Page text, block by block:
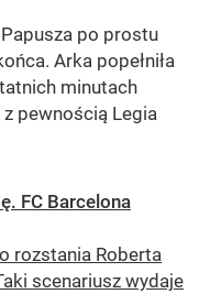
po prostu
Arka popełniła
minutach
pewnością Legia
FC Barcelona
rozstania Roberta
scenariusz wydaje